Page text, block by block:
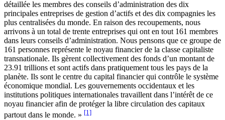
détaillée les membres des conseils d’administration des dix
principales entreprises de gestion d’actifs et des dix compagnies les
plus centralisées du monde. En raison des recoupements, nous
arrivons à un total de trente entreprises qui ont en tout 161 membres
dans leurs conseils d’administration. Nous pensons que ce groupe de
161 personnes représente le noyau financier de la classe capitaliste
transnationale. Ils gèrent collectivement des fonds d’un montant de
23.91 trillions et sont actifs dans pratiquement tous les pays de la
planète. Ils sont le centre du capital financier qui contrôle le système
économique mondial. Les gouvernements occidentaux et les
institutions politiques internationales travaillent dans l’intérêt de ce
noyau financier afin de protéger la libre circulation des capitaux
partout dans le monde. » [1]